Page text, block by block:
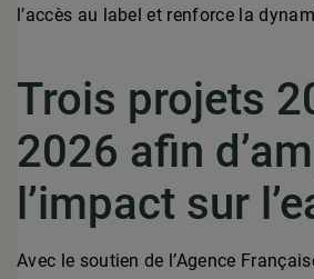
l’accès au label et renforce la
Trois projets
2026 afin
l’impact sur
Avec le soutien de l’Agence